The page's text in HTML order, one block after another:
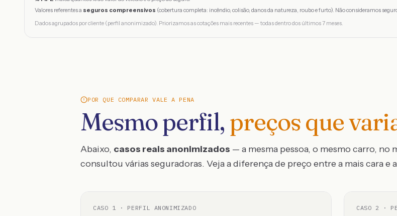
Valores referentes a seguros compreensivos (cobertura completa: incêndio, colisão, danos da natureza, roubo e furto). Não consideramos
Dados agrupados por cliente (perfil anonimizado). Priorizamos as cotações mais recentes — todas dentro dos últimos 7 meses.
POR QUE COMPARAR VALE A PENA
Mesmo perfil, preços que
Abaixo, casos reais anonimizados — a mesma pessoa, o mesmo carro, no
consultou várias seguradoras. Veja a diferença de preço entre a mais cara e
CASO 1 · PERFIL ANONIMIZADO CASO 2 ·